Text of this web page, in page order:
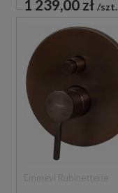
1 239,00 zł szt.